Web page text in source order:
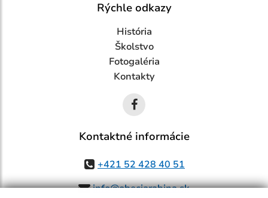
Rýchle odkazy
História
Školstvo
Fotogaléria
Kontakty
Kontaktné informácie
+421 52 428 40 51
info@obecjarabina.sk